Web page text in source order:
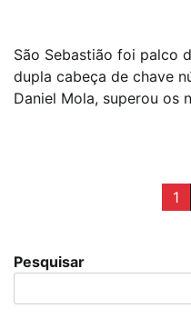
São Sebastião foi palco
dupla cabeça de chave
Daniel Mola, superou os
1
Pesquisar